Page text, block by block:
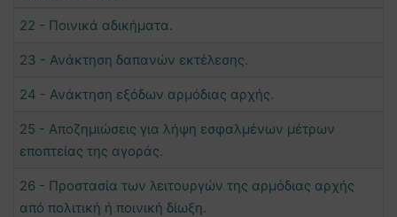
22 - Ποινικά αδικήματα.
23 - Ανάκτηση δαπανών εκτέλεσης.
24 - Ανάκτηση εξόδων αρμόδιας αρχής.
25 - Αποζημιώσεις για λήψη εσφαλμένων μέτρων
εποπτείας της αγοράς.
26 - Προστασία των λειτουργών της αρμόδιας αρχής
από πολιτική ή ποινική δίωξη.